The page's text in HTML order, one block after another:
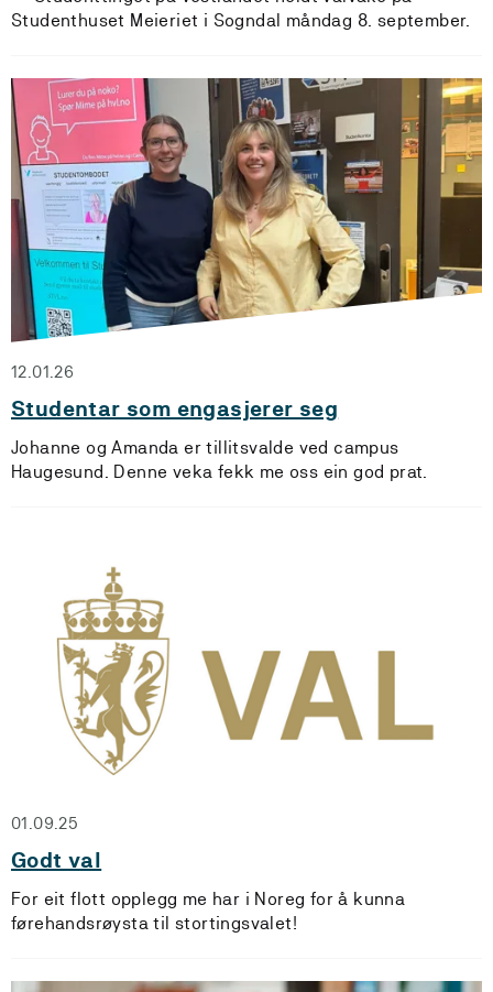
Studenthuset Meieriet i Sogndal måndag 8. september.
12.01.26
Studentar som engasjerer seg
Johanne og Amanda er tillitsvalde ved campus
Haugesund. Denne veka fekk me oss ein god prat.
01.09.25
Godt val
For eit flott opplegg me har i Noreg for å kunna
førehandsrøysta til stortingsvalet!